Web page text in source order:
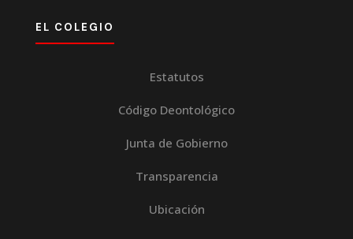
EL COLEGIO
Estatutos
Código Deontológico
Junta de Gobierno
Transparencia
Ubicación